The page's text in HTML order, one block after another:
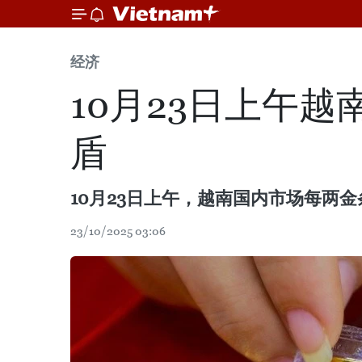
经济
10月23日上午越
盾
10月23日上午，越南国内市场每两
23/10/2025 03:06